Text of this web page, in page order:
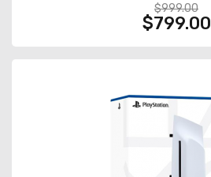
$999.00
$799.00